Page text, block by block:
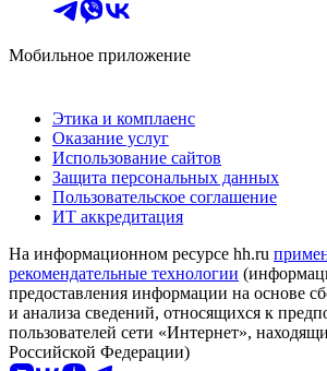
Мобильное приложение
Этика и комплаенс
Оказание услуг
Использование сайтов
Защита персональных данных
Пользовательское соглашение
ИТ аккредитация
На информационном ресурсе hh.ru
рекомендательные технологии
предоставления информации на основе
и анализа сведений, относящихся к
пользователей сети «Интернет»,
Российской Федерации)